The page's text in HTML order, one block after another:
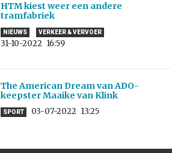
HTM kiest weer een andere
tramfabriek
NIEUWS VERKEER & VERVOER
31-10-2022 16:59
The American Dream van ADO-
keepster Maaike van Klink
SPORT 03-07-2022 13:25